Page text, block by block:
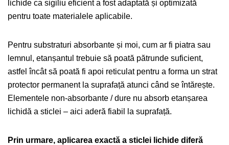
lichide ca sigiliu eficient a fost adaptată și optimizată
pentru toate materialele aplicabile.
Pentru substraturi absorbante și moi, cum ar fi piatra sau
lemnul, etanșantul trebuie să poată pătrunde suficient,
astfel încât să poată fi apoi reticulat pentru a forma un strat
protector permanent la suprafață atunci când se întărește.
Elementele non-absorbante / dure nu absorb etanșarea
lichidă a sticlei – aici aderă fiabil la suprafață.
Prin urmare, aplicarea exactă a sticlei lichide diferă